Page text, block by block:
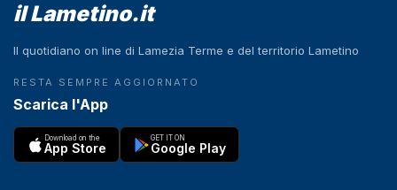
il Lametino.it
Il quotidiano on line di Lamezia Terme e del territorio Lametino
RESTA SEMPRE AGGIORNATO
Scarica l'App
Download on the
App Store
GET IT ON
Google Play